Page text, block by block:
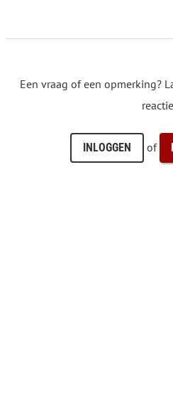
Een vraag of een opmerking?
INLOGGEN of